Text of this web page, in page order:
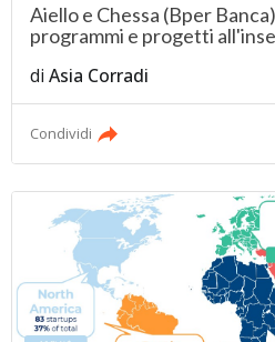
Aiello e Chessa (Bper
programmi e progetti
diAsia Corradi
Condividi